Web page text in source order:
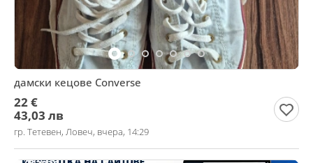
дамски кецове Converse
22 €
43,03 лв
гр. Тетевен, Ловеч, вчера, 14:29